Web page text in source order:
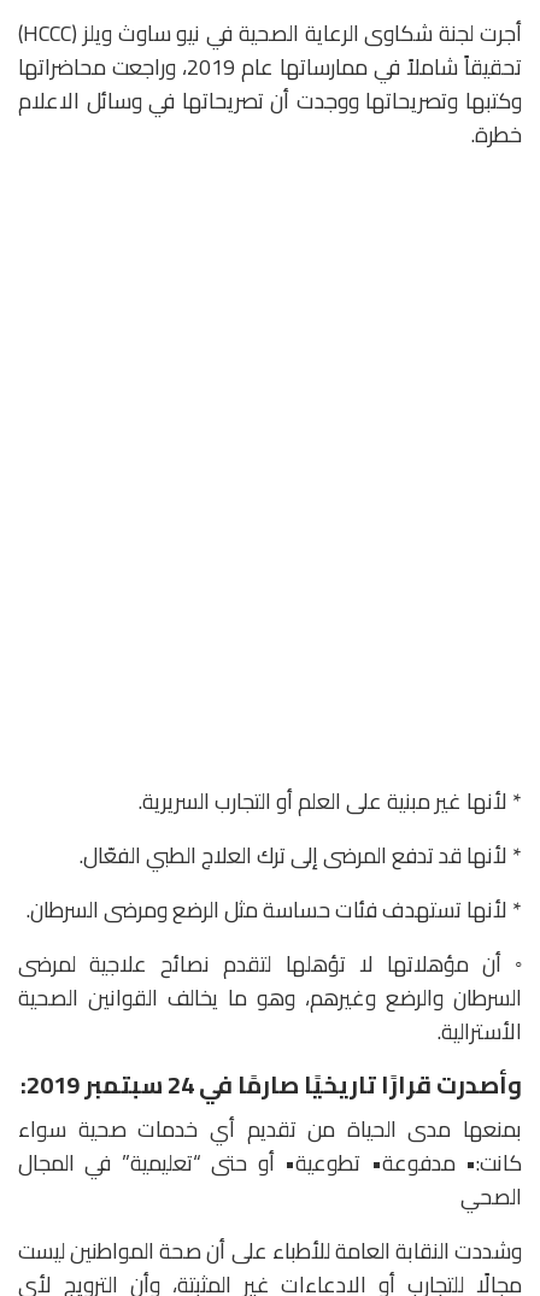
أجرت لجنة شكاوى الرعاية الصحية في نيو ساوث ويلز (HCCC)
تحقيقاً شاملاً في ممارساتها عام 2019، وراجعت محاضراتها
وكتبها وتصريحاتها ووجدت أن تصريحاتها في وسائل الاعلام
خطرة.
* لأنها غير مبنية على العلم أو التجارب السريرية.
* لأنها قد تدفع المرضى إلى ترك العلاج الطبي الفعّال.
* لأنها تستهدف فئات حساسة مثل الرضع ومرضى السرطان.
◦ أن مؤهلاتها لا تؤهلها لتقدم نصائح علاجية لمرضى
السرطان والرضع وغيرهم، وهو ما يخالف القوانين الصحية
الأسترالية.
وأصدرت قرارًا تاريخيًا صارمًا في 24 سبتمبر 2019:
بمنعها مدى الحياة من تقديم أي خدمات صحية سواء
كانت:• مدفوعة• تطوعية• أو حتى “تعليمية” في المجال
الصحي
وشددت النقابة العامة للأطباء على أن صحة المواطنين ليست
مجالًا للتجارب أو الادعاءات غير المثبتة، وأن الترويج لأي